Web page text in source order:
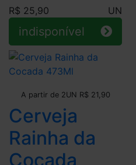
R$ 25,90 UN
indisponível
A partir de 2UN R$ 21,90
Cerveja
Rainha da
Cocada